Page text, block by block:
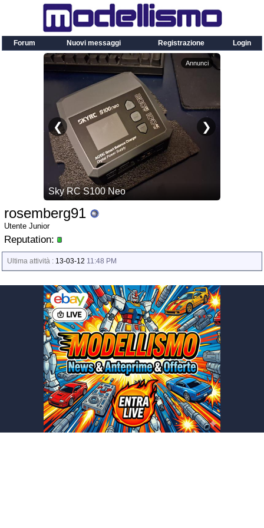
Forum Nuovi messaggi Registrazione Login
rosemberg91
Utente Junior
Reputation:
Ultima attività : 13-03-12 11:48 PM